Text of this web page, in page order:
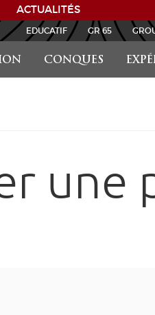
ACTUALITÉS
CONQUES
EDUCATIF GR 65
une